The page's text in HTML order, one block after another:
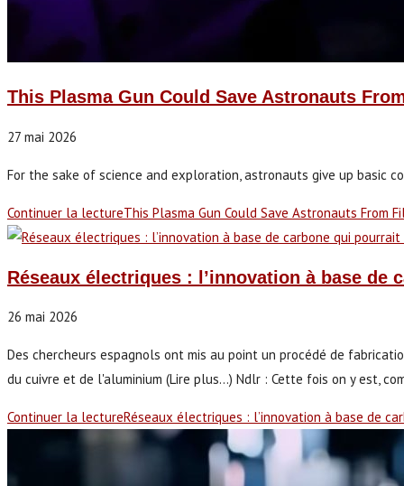
This Plasma Gun Could Save Astronauts
27 mai 2026
For the sake of science and exploration, astronauts give up basic
Continuer la lectureThis Plasma Gun Could Save Astronauts From
Réseaux électriques : l’innovation à base de
26 mai 2026
Des chercheurs espagnols ont mis au point un procédé de
du cuivre et de l'aluminium (Lire plus...) Ndlr : Cette fois on y est,
Continuer la lectureRéseaux électriques : l’innovation à base de